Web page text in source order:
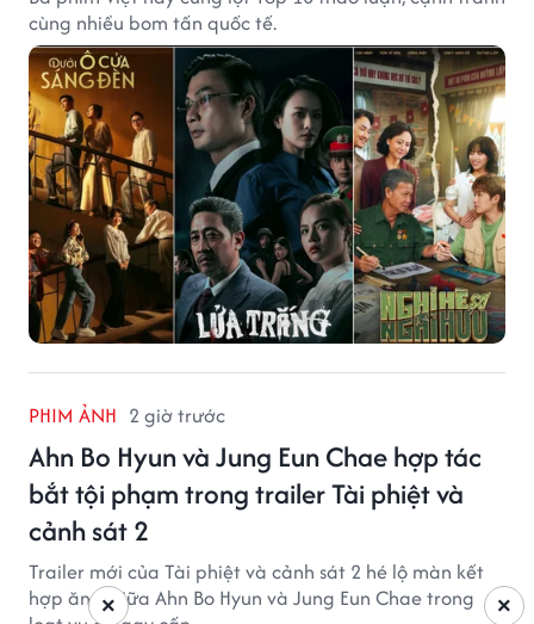
cùng nhiều bom tấn quốc tế.
PHIM ẢNH 2 giờ trước
Ahn Bo Hyun và Jung Eun Chae hợp tác
bắt tội phạm trong trailer Tài phiệt và
cảnh sát 2
Trailer mới của Tài phiệt và cảnh sát 2 hé lộ màn kết
hợp ăn ý giữa Ahn Bo Hyun và Jung Eun Chae trong
×
×